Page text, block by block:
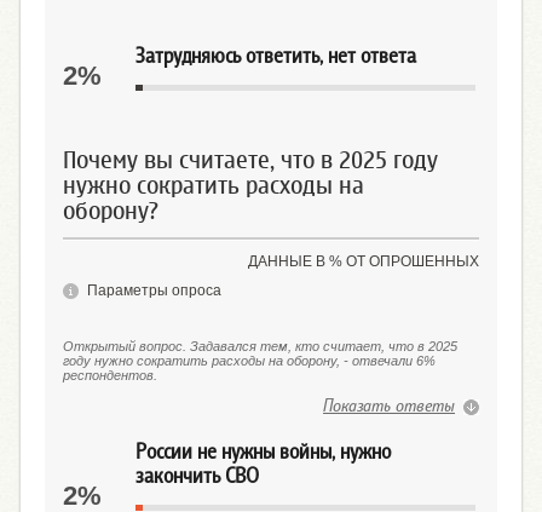
Затрудняюсь ответить, нет ответа
2%
Почему вы считаете, что в 2025 году
нужно сократить расходы на
оборону?
ДАННЫЕ В % ОТ ОПРОШЕННЫХ
Параметры опроса
Открытый вопрос. Задавался тем, кто считает, что в 2025
году нужно сократить расходы на оборону, - отвечали 6%
респондентов.
Показать ответы
России не нужны войны, нужно
закончить СВО
2%